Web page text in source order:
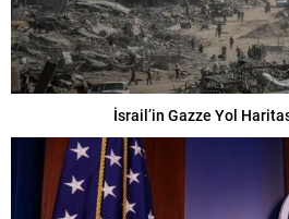
İsrail’in Gazze Yol